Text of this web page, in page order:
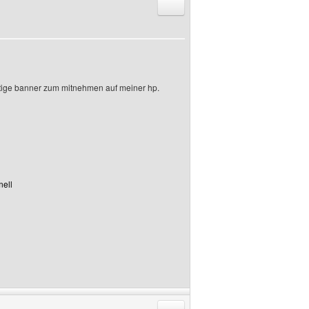
banner zum mitnehmen auf meiner hp.